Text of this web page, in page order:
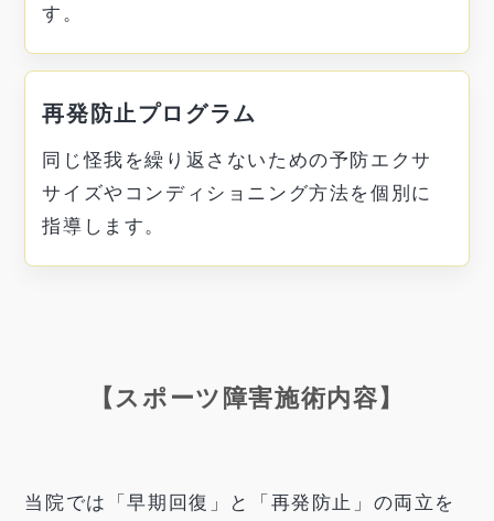
す。
再発防止プログラム
同じ怪我を繰り返さないための予防エクサ
サイズやコンディショニング方法を個別に
指導します。
【スポーツ障害施術内容】
当院では「早期回復」と「再発防止」の両立を